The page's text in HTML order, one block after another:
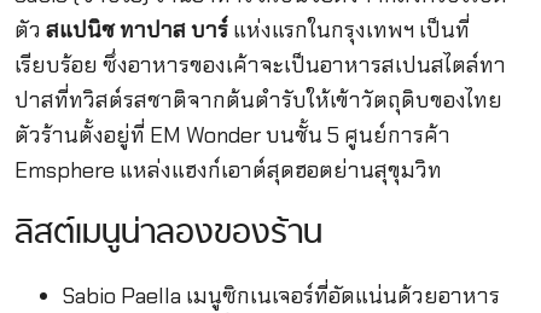
ตัว สแปนิช ทาปาส บาร์ แห่งแรกในกรุงเทพฯ เป็นที่
เรียบร้อย ซึ่งอาหารของเค้าจะเป็นอาหารสเปนสไตล์ทา
ปาสที่ทวิสต์รสชาติจากต้นตำรับให้เข้าวัตถุดิบของไทย
ตัวร้านตั้งอยู่ที่ EM Wonder บนชั้น 5 ศูนย์การค้า
Emsphere แหล่งแฮงก์เอาต์สุดฮอตย่านสุขุมวิท
ลิสต์เมนูน่าลองของร้าน
Sabio Paella เมนูซิกเนเจอร์ที่อัดแน่นด้วยอาหาร